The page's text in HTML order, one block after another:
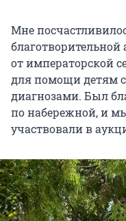
Мне
благотворительной
от императорской
для помощи детям
диагнозами. Был
по набережной, и
участвовали в